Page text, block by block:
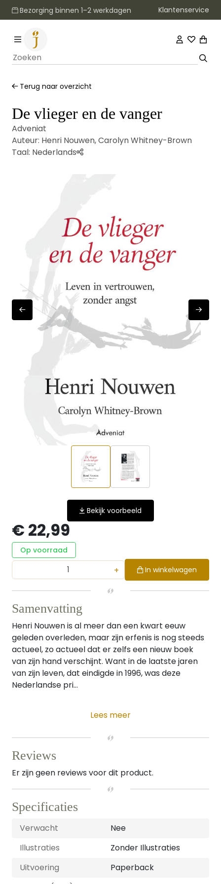
Bezorging binnen 1–2 werkdagen Klantenservice
Terug naar overzicht
De vlieger en de vanger
Adveniat
Auteur: Henri Nouwen,Carolyn Whitney-Brown
Taal: Nederlands
Bekijk voorbeeld
€ 22,99
Op voorraad
+ In winkelwagen
Samenvatting
Henri Nouwen is al meer dan een kwart eeuw
geleden overleden, maar zijn erfenis is nog steeds
actueel, zo actueel dat er zelfs een nieuw boek
van zijn hand verschijnt. Want in de laatste jaren
van zijn leven, dat eindigde in 1996, was deze
Nederlandse pri...
Lees meer
Reviews
Er zijn geen reviews voor dit product.
Specificaties
Verwacht
Nee
Illustraties
Zonder Illustraties
Uitvoering
Paperback